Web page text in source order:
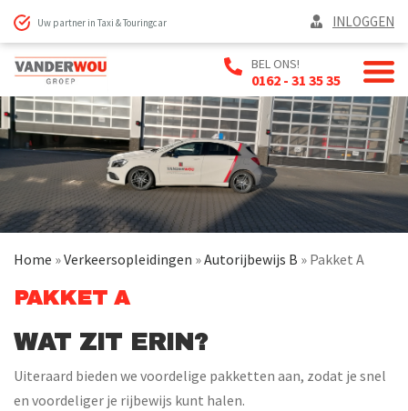
Uw partner in Taxi & Touringcar INLOGGEN
BEL ONS!
0162 - 31 35 35
Home »Verkeersopleidingen »Autorijbewijs B » Pakket A
PAKKET A
WAT ZIT ERIN?
Uiteraard bieden we voordelige pakketten aan, zodat je snel
en voordeliger je rijbewijs kunt halen.